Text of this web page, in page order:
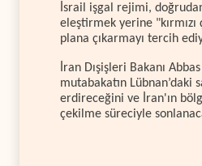
İsrail işgal rejimi,
eleştirmek yerine
plana çıkarmayı tercih
İran Dışişleri Bakanı
mutabakatın Lübnan’daki
erdireceğini ve İran'ın
çekilme süreciyle